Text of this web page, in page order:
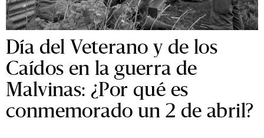
Día del Veterano y de los
Caídos en la guerra de
Malvinas: ¿Por qué es
conmemorado un 2 de abril?